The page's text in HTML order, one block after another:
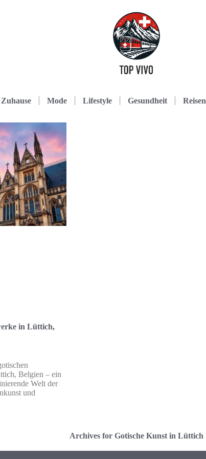
Zuhause Mode Lifestyle Gesundheit Reisen
in Lüttich,
Belgien – ein
Welt der
und
Archives for Gotische Kunst in Lüttich